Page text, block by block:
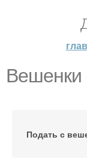
Вешенки
Подать с